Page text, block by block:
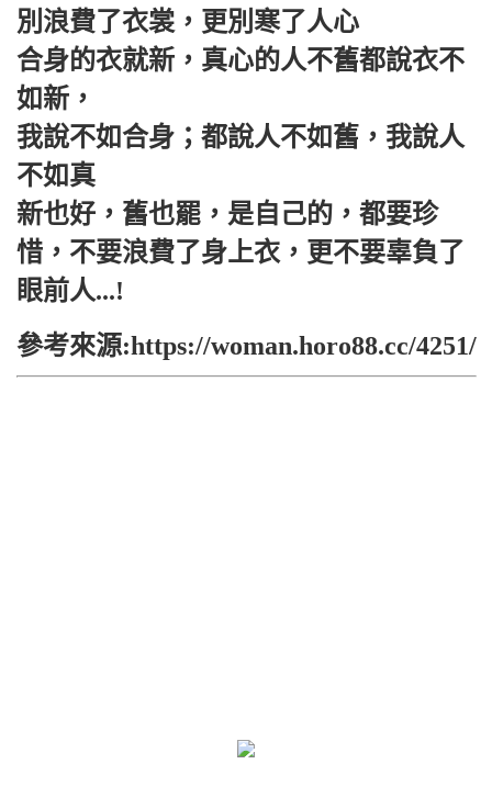
別浪費了衣裳，更別寒了人心
合身的衣就新，真心的人不舊都說衣不
如新，
我說不如合身；都說人不如舊，我說人
不如真
新也好，舊也罷，是自己的，都要珍
惜，不要浪費了身上衣，更不要辜負了
眼前人...!
參考來源:https://woman.horo88.cc/4251/